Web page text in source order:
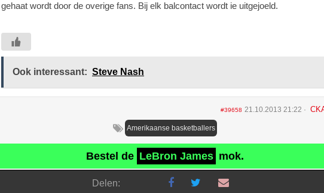
gehaat wordt door de overige fans. Bij elk balcontact wordt ie uitgejoeld.
Ook interessant: Steve Nash
#39658 21.10.2013 21:22
Amerikaanse basketballers
Bestel de LeBron James mok.
Delen: